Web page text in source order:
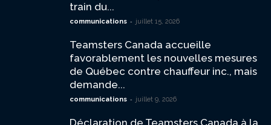
train du...
communications - juillet 15, 2026
Teamsters Canada accueille
favorablement les nouvelles mesures
de Québec contre chauffeur inc., mais
demande...
communications - juillet 9, 2026
Déclaration de Teamsters Canada à la